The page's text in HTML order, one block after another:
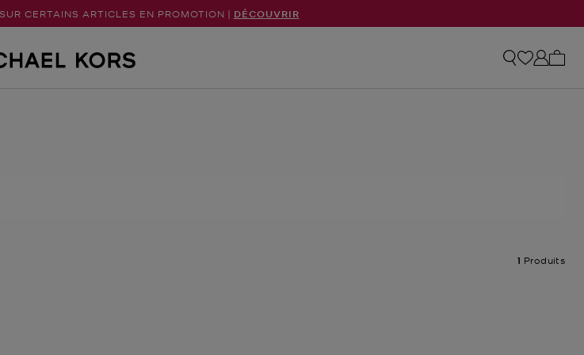
CERTAINS ARTICLES EN PROMOTION | DÉCOUVRIR
par Couleur: Bleu
1 Produits